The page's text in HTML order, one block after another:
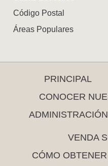
Código Postal
Áreas Populares
PRINCIPAL
CONOCER
ADMINISTRACIÓN
VENDA
CÓMO